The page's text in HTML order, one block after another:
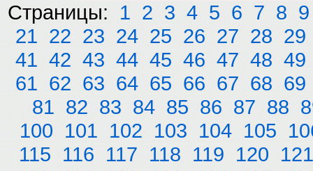
Страницы: 1 2 3 4 5 6 7 8 9
21 22 23 24 25 26 27 28 29
41 42 43 44 45 46 47 48 49
61 62 63 64 65 66 67 68 69
81 82 83 84 85 86 87 88
100 101 102 103 104 105
115 116 117 118 119 120 121